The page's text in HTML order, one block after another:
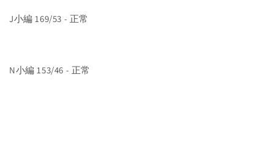
J小編 169/53 - 正常
N小編 153/46 - 正常